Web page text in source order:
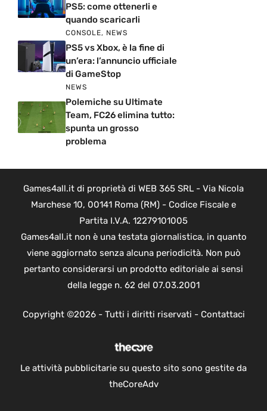
PS5: come ottenerli e
quando scaricarli
CONSOLE, NEWS
PS5 vs Xbox, è la fine di
un’era: l’annuncio ufficiale
di GameStop
NEWS
Polemiche su Ultimate
Team, FC26 elimina tutto:
spunta un grosso
problema
Games4all.it di proprietà di WEB 365 SRL - Via Nicola
Marchese 10, 00141 Roma (RM) - Codice Fiscale e
Partita I.V.A. 12279101005
Games4all.it non è una testata giornalistica, in quanto
viene aggiornato senza alcuna periodicità. Non può
pertanto considerarsi un prodotto editoriale ai sensi
della legge n. 62 del 07.03.2001
Copyright ©2026 - Tutti i diritti riservati - Contattaci
Le attività pubblicitarie su questo sito sono gestite da
theCoreAdv